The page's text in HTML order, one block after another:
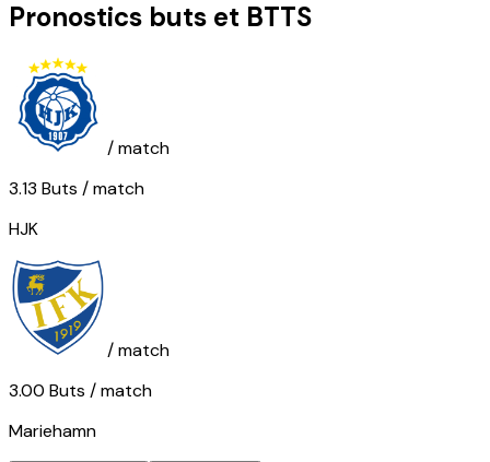
Pronostics buts et BTTS
/ match
3.13 Buts / match
HJK
/ match
3.00 Buts / match
Mariehamn